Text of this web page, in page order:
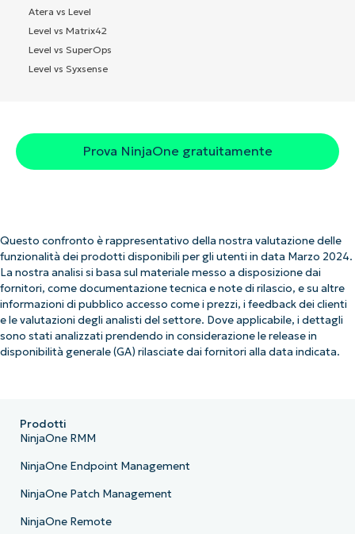
Atera vs Level
Level vs Matrix42
Level vs SuperOps
Level vs Syxsense
Prova NinjaOne gratuitamente
Questo confronto è rappresentativo della nostra valutazione delle
funzionalità dei prodotti disponibili per gli utenti in data Marzo 2024.
La nostra analisi si basa sul materiale messo a disposizione dai
fornitori, come documentazione tecnica e note di rilascio, e su altre
informazioni di pubblico accesso come i prezzi, i feedback dei clienti
e le valutazioni degli analisti del settore. Dove applicabile, i dettagli
sono stati analizzati prendendo in considerazione le release in
disponibilità generale (GA) rilasciate dai fornitori alla data indicata.
Prodotti
NinjaOne RMM
NinjaOne Endpoint Management
NinjaOne Patch Management
NinjaOne Remote